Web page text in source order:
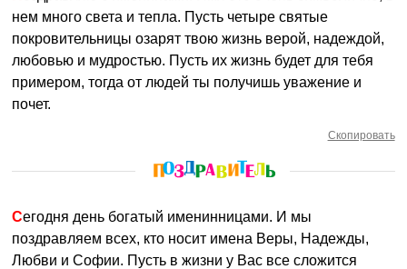
нем много света и тепла. Пусть четыре святые
покровительницы озарят твою жизнь верой, надеждой,
любовью и мудростью. Пусть их жизнь будет для тебя
примером, тогда от людей ты получишь уважение и
почет.
Скопировать
Сегодня день богатый именинницами. И мы
поздравляем всех, кто носит имена Веры, Надежды,
Любви и Софии. Пусть в жизни у Вас все сложится